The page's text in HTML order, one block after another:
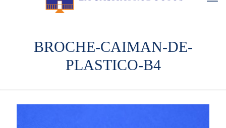
BROCHE-CAIMAN-DE-
PLASTICO-B4